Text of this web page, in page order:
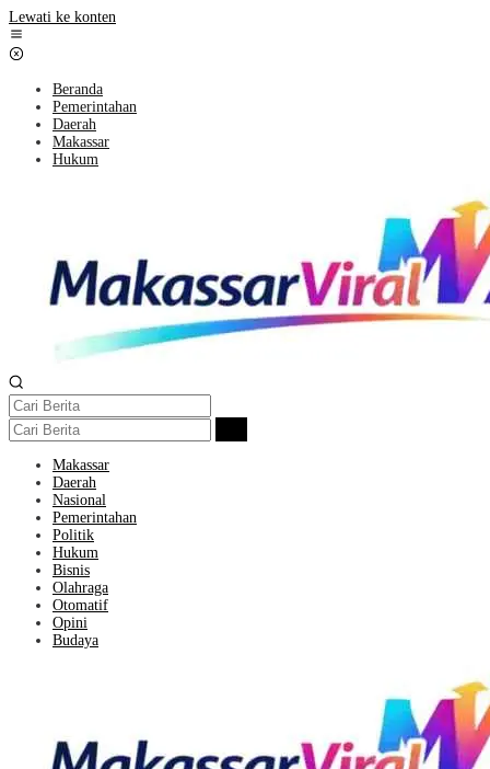
Lewati ke konten
Beranda
Pemerintahan
Daerah
Makassar
Hukum
Makassar
Daerah
Nasional
Pemerintahan
Politik
Hukum
Bisnis
Olahraga
Otomatif
Opini
Budaya